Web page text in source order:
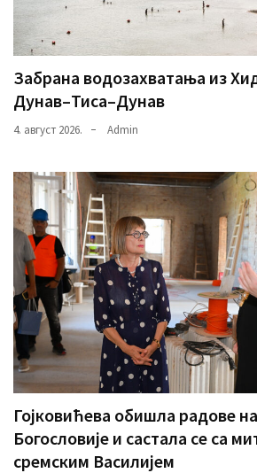
Забрана водозахватања из
Дунав–Тиса–Дунав
4. август 2026. Admin
Гојковићева обишла радове
Богословије и састала се са
сремским Василијем